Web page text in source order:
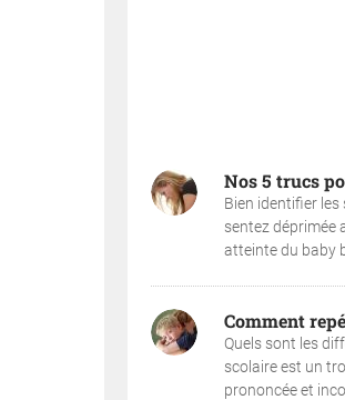
Nos 5 trucs
Bien identifier
sentez déprimée
atteinte du baby
Comment
Quels sont les
scolaire est un
prononcée et